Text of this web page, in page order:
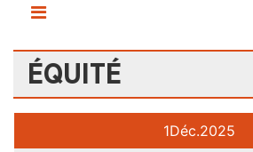
ÉQUITÉ
1Déc.2025